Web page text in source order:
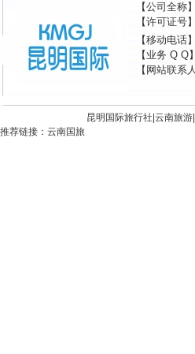
【公司全称】
【许可证号
【移动电话
【业务 Q Q
【网站联系
昆明国际旅行社| 云南旅游
推荐链接： 云南国旅